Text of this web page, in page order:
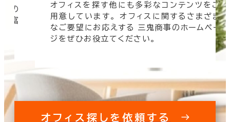
の
豊富
オフィスを探す他にも多彩なコンテンツをご
用意しています。 オフィスに関するさまざま
なご要望にお応えする 三鬼商事のホームペー
ジをぜひお役立てください。
オフィス探しを依頼する